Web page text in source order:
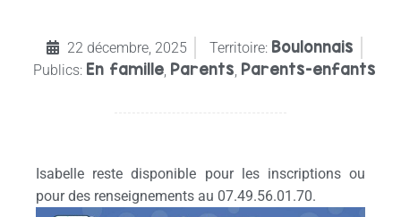
22 décembre, 2025 Territoire: Boulonnais
Publics: En famille, Parents Parents-enfants
Isabelle reste disponible pour les inscriptions ou
pour des renseignements au 07.49.56.01.70.